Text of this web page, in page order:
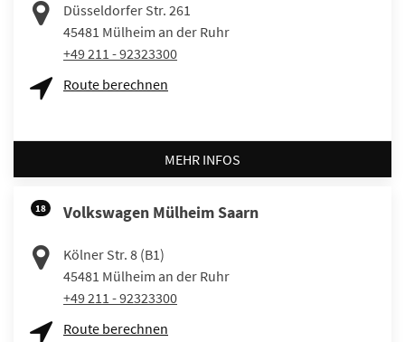
Düsseldorfer Str. 261
45481 Mülheim an der Ruhr
+49 211 - 92323300
Route berechnen
MEHR INFOS
18 Volkswagen Mülheim Saarn
Kölner Str. 8 (B1)
45481 Mülheim an der Ruhr
+49 211 - 92323300
Route berechnen